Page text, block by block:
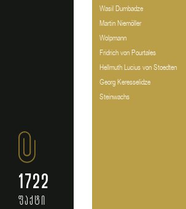
1722
ფაქტი
Wasil Dumbadze
Martin Niemöller
Wolpmann
Fridrich von Pourtales
Hellmuth Lucius von Stoedten
Georg Keresselidze
Steinwachs